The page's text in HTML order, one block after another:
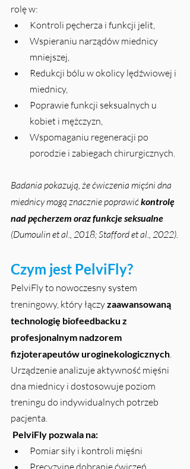
rolę w:
Kontroli pęcherza i funkcji jelit,
Wspieraniu narządów miednicy
mniejszej,
Redukcji bólu w okolicy lędźwiowej i
miednicy,
Poprawie funkcji seksualnych u
kobiet i mężczyzn,
Wspomaganiu regeneracji po
porodzie i zabiegach chirurgicznych.
Badania pokazują, że ćwiczenia mięśni dna
miednicy mogą znacznie poprawić kontrolę
nad pęcherzem oraz funkcje seksualne
(Dumoulin et al., 2018; Stafford et al., 2022).
Czym jest PelviFly?
PelviFly to nowoczesny system
treningowy, który łączy zaawansowaną
technologię biofeedbacku z
profesjonalnym nadzorem
fizjoterapeutów uroginekologicznych.
Urządzenie analizuje aktywność mięśni
dna miednicy i dostosowuje poziom
treningu do indywidualnych potrzeb
pacjenta.
PelviFly pozwala na:
Pomiar siły i kontroli mięśni